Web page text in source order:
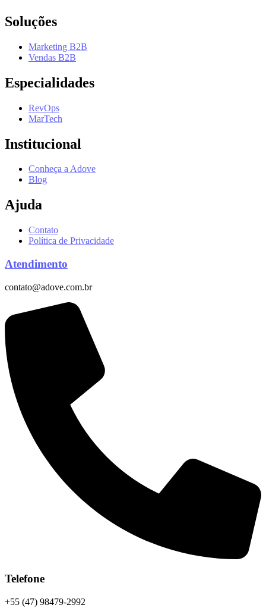
Soluções
Marketing B2B
Vendas B2B
Especialidades
RevOps
MarTech
Institucional
Conheça a Adove
Blog
Ajuda
Contato
Política de Privacidade
Atendimento
contato@adove.com.br
Telefone
+55 (47) 98479-2992